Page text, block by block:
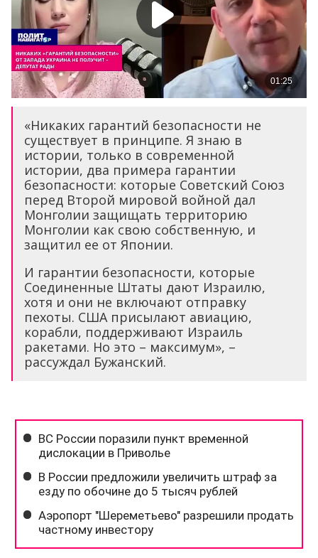
«Никаких гарантий безопасности не
существует в принципе. Я знаю в
истории, только в современной
истории, два примера гарантии
безопасности: которые Советский Союз
перед Второй мировой войной дал
Монголии защищать территорию
Монголии как свою собственную, и
защитил ее от Японии.
И гарантии безопасности, которые
Соединенные Штаты дают Израилю,
хотя и они не включают отправку
пехоты. США присылают авиацию,
корабли, поддерживают Израиль
ракетами. Но это – максимум», –
рассуждал Бужанский.